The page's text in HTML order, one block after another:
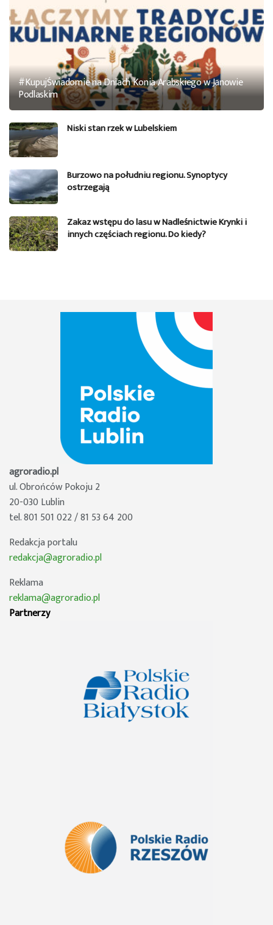
#KupujŚwiadomie na Dniach Konia Arabskiego w Janowie
Podlaskim
Niski stan rzek w Lubelskiem
Burzowo na południu regionu. Synoptycy
ostrzegają
Zakaz wstępu do lasu w Nadleśnictwie Krynki i
innych częściach regionu. Do kiedy?
agroradio.pl
ul. Obrońców Pokoju 2
20-030 Lublin
tel. 801 501 022 / 81 53 64 200
Redakcja portalu
redakcja@agroradio.pl
Reklama
reklama@agroradio.pl
Partnerzy